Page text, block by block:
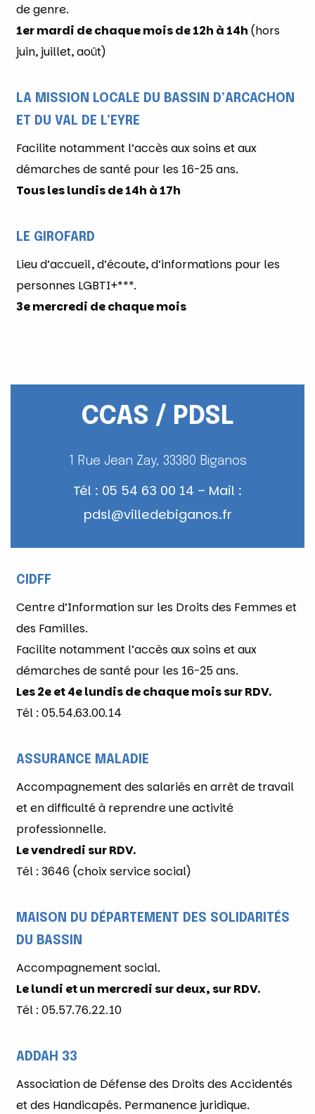
de genre.
1er mardi de chaque mois de 12h à 14h (hors
juin, juillet, août)
LA MISSION LOCALE DU BASSIN D’ARCACHON
ET DU VAL DE L’EYRE
Facilite notamment l’accès aux soins et aux
démarches de santé pour les 16-25 ans.
Tous les lundis de 14h à 17h
LE GIROFARD
Lieu d’accueil, d’écoute, d’informations pour les
personnes LGBTI+***.
3e mercredi de chaque mois
CCAS / PDSL
1 Rue Jean Zay, 33380 Biganos
Tél : 05 54 63 00 14 – Mail :
pdsl@villedebiganos.fr
CIDFF
Centre d’Information sur les Droits des Femmes et
des Familles.
Facilite notamment l’accès aux soins et aux
démarches de santé pour les 16-25 ans.
Les 2e et 4e lundis de chaque mois sur RDV.
Tél : 05.54.63.00.14
ASSURANCE MALADIE
Accompagnement des salariés en arrêt de travail
et en difficulté à reprendre une activité
professionnelle.
Le vendredi sur RDV.
Tél : 3646 (choix service social)
MAISON DU DÉPARTEMENT DES SOLIDARITÉS
DU BASSIN
Accompagnement social.
Le lundi et un mercredi sur deux, sur RDV.
Tél : 05.57.76.22.10
ADDAH 33
Association de Défense des Droits des Accidentés
et des Handicapés. Permanence juridique.